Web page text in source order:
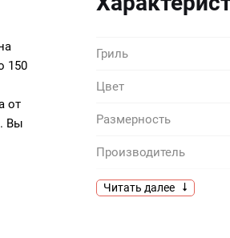
150
от
Вы
Гриль
Цвет
Размерность
Производитель
Тип
Читать далее